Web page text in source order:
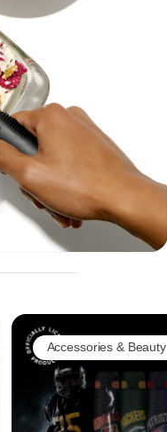
Accessories & Beauty